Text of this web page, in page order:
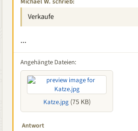
Verkaufe
...
Angehängte Dateien:
Katze.jpg(75 KB)
Antwort